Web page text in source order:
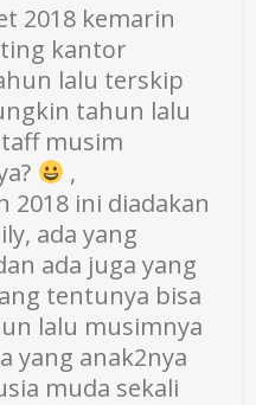
2018 kemarin
kantor
lalu terskip
tahun lalu
musim
,
ini diadakan
ada yang
ada juga yang
tentunya bisa
lalu musimnya
yang anak2nya
muda sekali